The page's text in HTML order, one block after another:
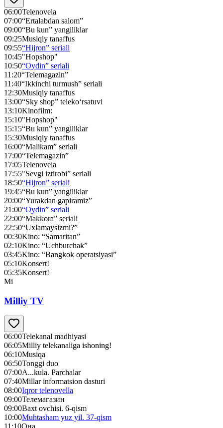
06:00Telenovela
07:00“Ertalabdan salom”
09:00“Bu kun” yangiliklar
09:25Musiqiy tanaffus
09:55“Hijron” seriali
10:45"Hopshop"
10:50“Oydin” seriali
11:20“Telemagazin”
11:40“Ikkinchi turmush” seriali
12:30Musiqiy tanaffus
13:00“Sky shop” teleko‘rsatuvi
13:10Kinofilm:
15:10"Hopshop"
15:15“Bu kun” yangiliklar
15:30Musiqiy tanaffus
16:00“Malikam” seriali
17:00“Telemagazin”
17:05Telenovela
17:55"Sevgi iztirobi” seriali
18:50“Hijron” seriali
19:45“Bu kun” yangiliklar
20:00“Yurakdan gapiramiz”
21:00“Oydin” seriali
22:00“Makkora” seriali
22:50“Uxlamaysizmi?”
00:30Kino: “Samaritan”
02:10Kino: “Uchburchak”
03:45Kino: “Bangkok operatsiyasi”
05:10Konsert!
05:35Konsert!
Mi
Milliy TV
06:00Telekanal madhiyasi
06:05Milliy telekanaliga ishoning!
06:10Musiqa
06:50Tonggi duo
07:00A...kula. Parchalar
07:40Millar informatsion dasturi
08:00Iqror telenovella
09:00Телемагазин
09:00Baxt ovchisi. 6-qism
10:00Muhtasham yuz yil. 37-qism